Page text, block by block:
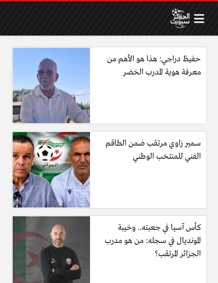
حفيظ دراجي: هذا هو الأهم من
معرفة هوية المدرب الخضر
سمير زاوي مرتقب ضمن الطاقم
الفني للمنتخب الوطني
كأس آسيا في جعبته.. وخيبة
المونديال في سجله: من هو مدرب
الجزائر المرتقب؟